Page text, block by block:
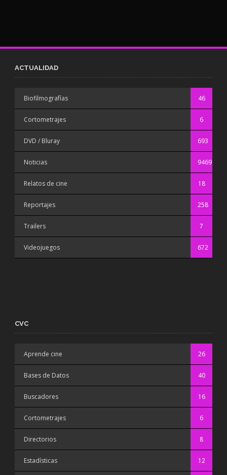
ACTUALIDAD
Biofilmografías 46
Cortometrajes 6
DVD / Bluray 693
Noticias 9469
Relatos de cine 18
Reportajes 258
Trailers 7
Videojuegos 672
CVC
Aprende cine 26
Bases de Datos 40
Buscadores 16
Cortometrajes 6
Directorios 8
Estadísticas 12